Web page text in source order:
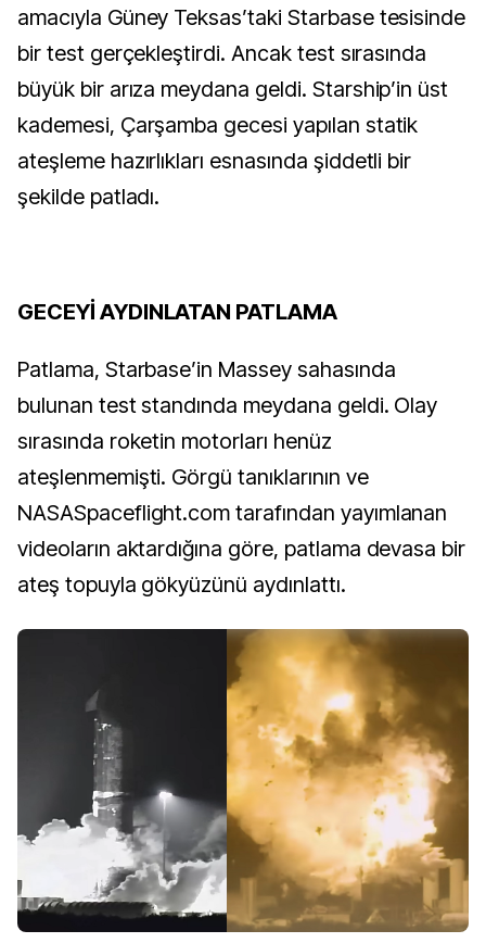
amacıyla Güney Teksas’taki Starbase tesisinde
bir test gerçekleştirdi. Ancak test sırasında
büyük bir arıza meydana geldi. Starship’in üst
kademesi, Çarşamba gecesi yapılan statik
ateşleme hazırlıkları esnasında şiddetli bir
şekilde patladı.
GECEYİ AYDINLATAN PATLAMA
Patlama, Starbase’in Massey sahasında
bulunan test standında meydana geldi. Olay
sırasında roketin motorları henüz
ateşlenmemişti. Görgü tanıklarının ve
NASASpaceflight.com tarafından yayımlanan
videoların aktardığına göre, patlama devasa bir
ateş topuyla gökyüzünü aydınlattı.